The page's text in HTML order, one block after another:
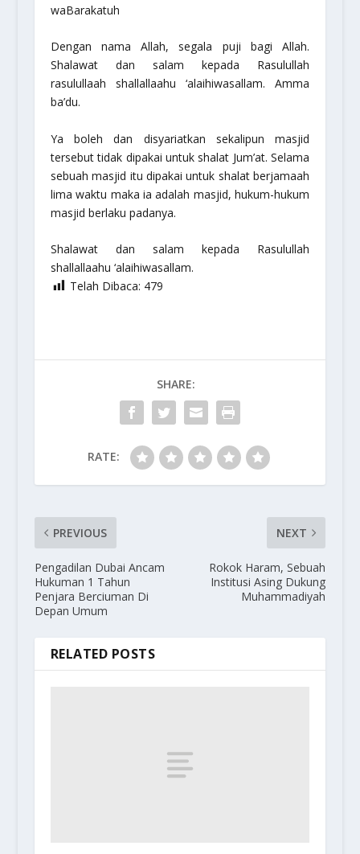
waBarakatuh
Dengan nama Allah, segala puji bagi Allah.
Shalawat dan salam kepada Rasulullah
rasulullaah shallallaahu ‘alaihiwasallam. Amma
ba’du.
Ya boleh dan disyariatkan sekalipun masjid
tersebut tidak dipakai untuk shalat Jum’at. Selama
sebuah masjid itu dipakai untuk shalat berjamaah
lima waktu maka ia adalah masjid, hukum-hukum
masjid berlaku padanya.
Shalawat dan salam kepada Rasulullah
shallallaahu ‘alaihiwasallam.
Telah Dibaca: 479
SHARE:
RATE:
PREVIOUS
Pengadilan Dubai Ancam
Hukuman 1 Tahun
Penjara Berciuman Di
Depan Umum
NEXT
Rokok Haram, Sebuah
Institusi Asing Dukung
Muhammadiyah
RELATED POSTS